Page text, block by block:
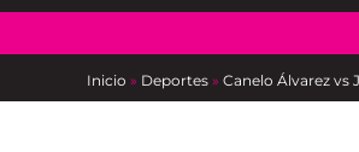
Inicio » Deportes » Canelo Álvarez vs